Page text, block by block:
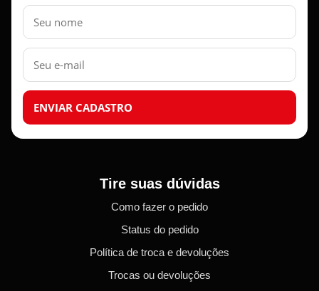
Nome
E-
mail
ENVIAR CADASTRO
Tire suas dúvidas
Como fazer o pedido
Status do pedido
Política de troca e devoluções
Trocas ou devoluções